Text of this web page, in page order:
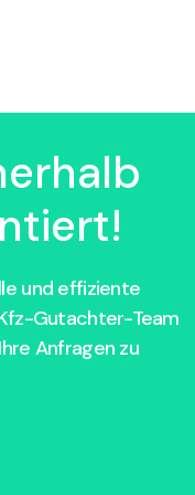
und effiziente
Gutachter-Team
Anfragen zu